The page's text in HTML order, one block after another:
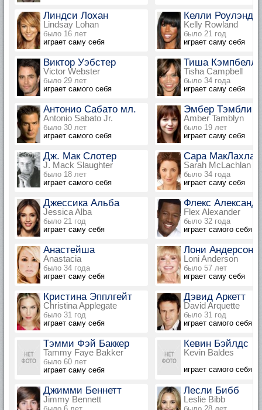
Линдси Лохан
Lindsay Lohan
было 16 лет
играет саму себя
Келли Роулэнд
Kelly Rowland
было 21 год
играет саму себя
Виктор Уэбстер
Victor Webster
было 29 лет
играет самого себя
Тиша Кэмпбелл
Tisha Campbell
было 34 года
играет саму себя
Антонио Сабато мл.
Antonio Sabato Jr.
было 30 лет
играет самого себя
Эмбер Тэмблин
Amber Tamblyn
было 19 лет
играет саму себя
Дж. Мак Слотер
J. Mack Slaughter
было 18 лет
играет самого себя
Сара МакЛахлан
Sarah McLachlan
было 34 года
играет саму себя
Джессика Альба
Jessica Alba
было 21 год
играет саму себя
Флекс Александр
Flex Alexander
было 32 года
играет самого себя
Анастейша
Anastacia
было 34 года
играет саму себя
Лони Андерсон
Loni Anderson
было 57 лет
играет саму себя
Кристина Эпплгейт
Christina Applegate
было 31 год
играет саму себя
Дэвид Аркетт
David Arquette
было 31 год
играет самого себя
Тэмми Фэй Баккер
Tammy Faye Bakker
было 60 лет
играет саму себя
Кевин Бэйлдс
Kevin Baldes
играет самого себя
Джимми Беннетт
Jimmy Bennett
Лесли Бибб
Leslie Bibb